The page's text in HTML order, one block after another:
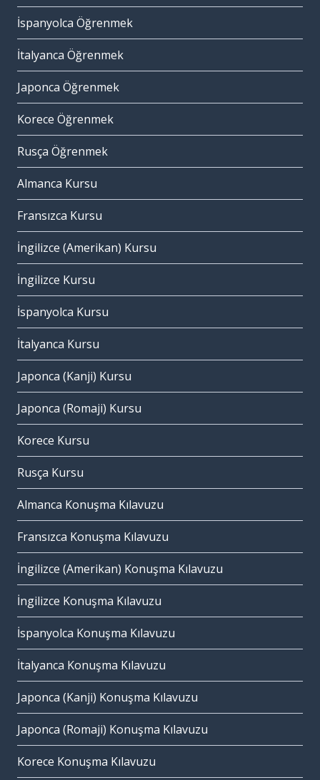
İspanyolca Öğrenmek
İtalyanca Öğrenmek
Japonca Öğrenmek
Korece Öğrenmek
Rusça Öğrenmek
Almanca Kursu
Fransızca Kursu
İngilizce (Amerikan) Kursu
İngilizce Kursu
İspanyolca Kursu
İtalyanca Kursu
Japonca (Kanji) Kursu
Japonca (Romaji) Kursu
Korece Kursu
Rusça Kursu
Almanca Konuşma Kılavuzu
Fransızca Konuşma Kılavuzu
İngilizce (Amerikan) Konuşma Kılavuzu
İngilizce Konuşma Kılavuzu
İspanyolca Konuşma Kılavuzu
İtalyanca Konuşma Kılavuzu
Japonca (Kanji) Konuşma Kılavuzu
Japonca (Romaji) Konuşma Kılavuzu
Korece Konuşma Kılavuzu